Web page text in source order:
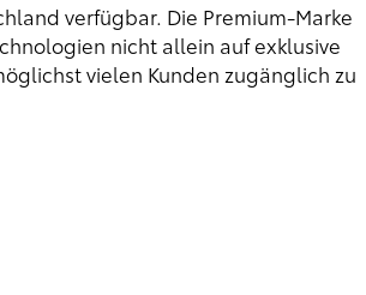
verfügbar. Die Premium-Marke
nicht allein auf exklusive
vielen Kunden zugänglich zu